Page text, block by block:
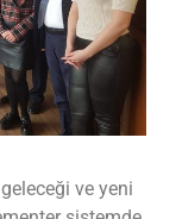
ve yeni